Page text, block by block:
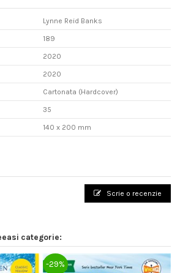
Lynne Reid Banks
189
2020
2020
Cartonata (Hardcover)
35
140 x 200 mm
Scrie o recenzie
categorie:
-29%